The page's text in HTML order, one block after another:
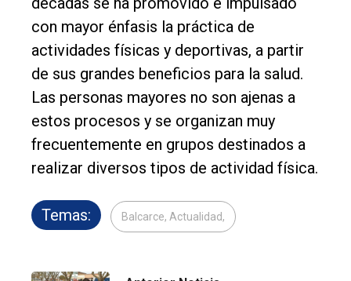
con mayor énfasis la práctica de
actividades físicas y deportivas, a partir
de sus grandes beneficios para la salud.
Las personas mayores no son ajenas a
estos procesos y se organizan muy
frecuentemente en grupos destinados a
realizar diversos tipos de actividad física.
Temas: Balcarce, Actualidad,